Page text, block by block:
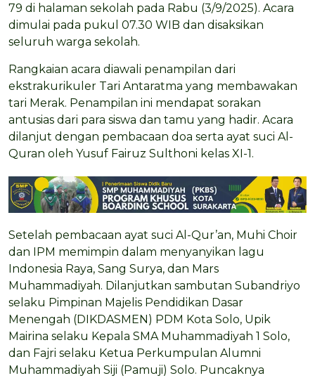
79 di halaman sekolah pada Rabu (3/9/2025). Acara
dimulai pada pukul 07.30 WIB dan disaksikan
seluruh warga sekolah.
Rangkaian acara diawali penampilan dari
ekstrakurikuler Tari Antaratma yang membawakan
tari Merak. Penampilan ini mendapat sorakan
antusias dari para siswa dan tamu yang hadir. Acara
dilanjut dengan pembacaan doa serta ayat suci Al-
Quran oleh Yusuf Fairuz Sulthoni kelas XI-1.
Setelah pembacaan ayat suci Al-Qur’an, Muhi Choir
dan IPM memimpin dalam menyanyikan lagu
Indonesia Raya, Sang Surya, dan Mars
Muhammadiyah. Dilanjutkan sambutan Subandriyo
selaku Pimpinan Majelis Pendidikan Dasar
Menengah (DIKDASMEN) PDM Kota Solo, Upik
Mairina selaku Kepala SMA Muhammadiyah 1 Solo,
dan Fajri selaku Ketua Perkumpulan Alumni
Muhammadiyah Siji (Pamuji) Solo. Puncaknya